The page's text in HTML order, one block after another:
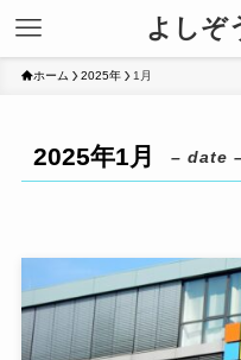
よしぞ
ホーム 2025年 1月
2025年1月 – date